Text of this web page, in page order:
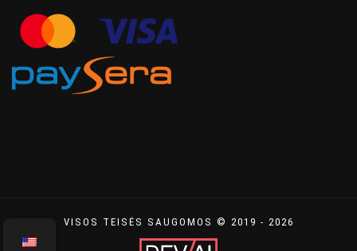
VISOS TEISĖS SAUGOMOS © 2019 - 2026